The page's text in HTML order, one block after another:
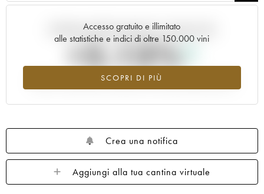
Accesso gratuito e illimitato
alle statistiche e indici di oltre 150.000 vini
SCOPRI DI PIÙ
Andamento della quotazione in tempo reale
+2.13%
Valore in aumento per l'annata 2016 nel 2026 rispetto al 2025
Crea una notifica
Aggiungi alla tua cantina virtuale